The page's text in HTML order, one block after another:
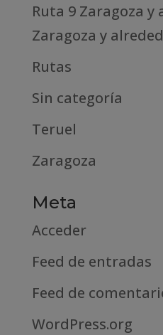
Ruta 9 Zaragoza
Zaragoza y
Rutas
Sin categoría
Teruel
Zaragoza
Meta
Acceder
Feed de entradas
Feed de
WordPress.org